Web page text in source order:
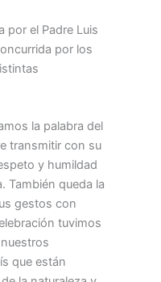
por el Padre Luis
por los
la palabra del
transmitir con su
y humildad
También queda la
gestos con
tuvimos
que están